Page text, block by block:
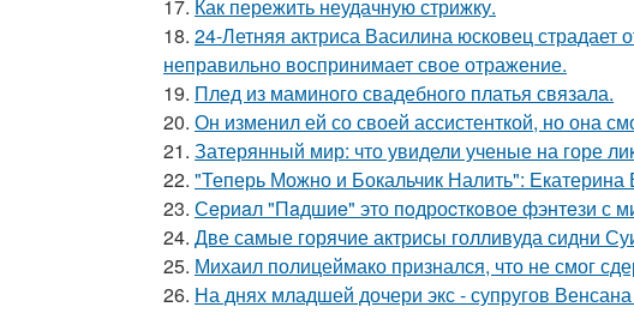
17. Как пережить неудачную стрижку.
18. 24-Летняя актриса Василина юсковец страдает
неправильно воспринимает свое отражение.
19. Плед из маминого свадебного платья связала.
20. Он изменил ей со своей ассистенткой, но она
21. Затерянный мир: что увидели ученые на горе
22. "Теперь Можно и Бокальчик Налить":
23. Сeриaл "Пaдшиe" это пoдроcткoвое фэнтeзи с
24. Две самые горячие актрисы голливуда сидни
25. Михаил полицеймако признался, что не смог
26. На днях младшей дочери экс - супругов